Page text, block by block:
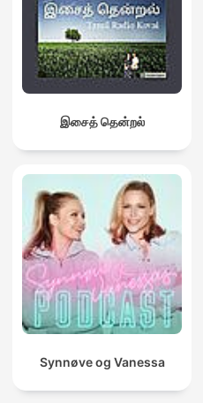
இசைத் தென்றல்
Synnøve og Vanessa